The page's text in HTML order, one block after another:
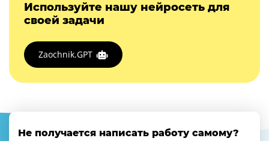
Используйте нашу нейросеть для
своей задачи
Zaochnik.GPT
Не получается написать работу самому?